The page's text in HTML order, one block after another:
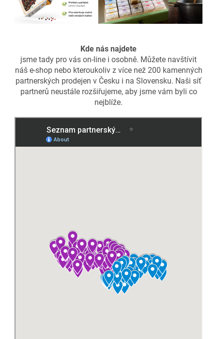
Kde nás najdete
jsme tady pro vás on-line i osobně. Můžete navštívit
náš e-shop nebo kteroukoliv z více než 200 kamenných
partnerských prodejen v Česku i na Slovensku. Naši síť
partnerů neustále rozšiřujeme, aby jsme vám byli co
nejblíže.